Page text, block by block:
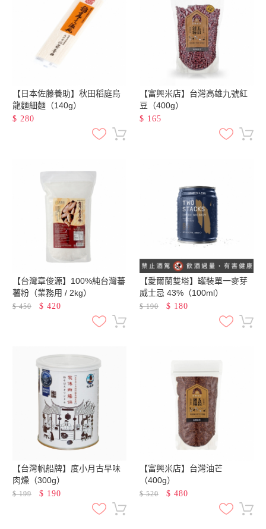
【日本佐藤養助】秋田稻庭烏
龍麵細麵（140g）
$ 280
【富興米店】台灣高雄九號紅
豆（400g）
$ 165
【台灣章俊源】100%純台灣蕃
薯粉（業務用 / 2kg）
$450 $ 420
【愛爾蘭雙塔】罐裝單一麥芽
威士忌 43%（100ml）
$190 $ 180
【台灣帆船牌】度小月古早味
肉燥（300g）
$199 $ 190
【富興米店】台灣油芒
（400g）
$520 $ 480